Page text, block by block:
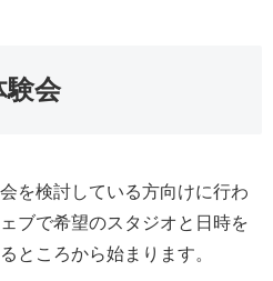
験会
を検討している方向けに行わ
ブで希望のスタジオと日時を
ところから始まります。